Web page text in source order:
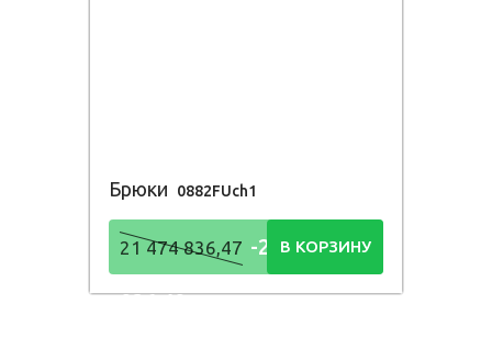
Брюки 0882FUch1
21 474 836,47 -21 474
836,48Р
В КОРЗИНУ